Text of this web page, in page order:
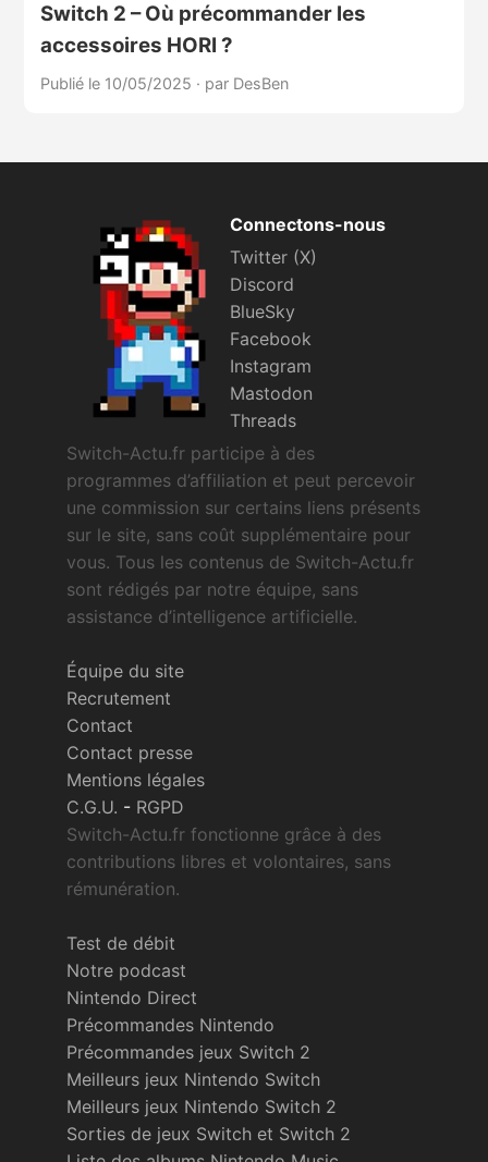
Switch 2 – Où précommander les
accessoires HORI ?
Publié le 10/05/2025 · par DesBen
Connectons-nous
Twitter (X)
Discord
BlueSky
Facebook
Instagram
Mastodon
Threads
Switch-Actu.fr participe à des
programmes d’affiliation et peut percevoir
une commission sur certains liens présents
sur le site, sans coût supplémentaire pour
vous. Tous les contenus de Switch-Actu.fr
sont rédigés par notre équipe, sans
assistance d’intelligence artificielle.
Équipe du site
Recrutement
Contact
Contact presse
Mentions légales
C.G.U. - RGPD
Switch-Actu.fr fonctionne grâce à des
contributions libres et volontaires, sans
rémunération.
Test de débit
Notre podcast
Nintendo Direct
Précommandes Nintendo
Précommandes jeux Switch 2
Meilleurs jeux Nintendo Switch
Meilleurs jeux Nintendo Switch 2
Sorties de jeux Switch et Switch 2